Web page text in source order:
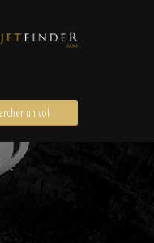
un vol